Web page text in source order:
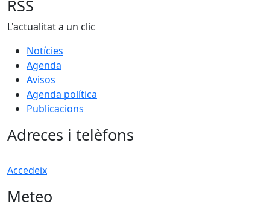
RSS
L'actualitat a un clic
Notícies
Agenda
Avisos
Agenda política
Publicacions
Adreces i telèfons
Accedeix
Meteo